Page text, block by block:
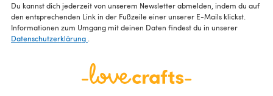
Du kannst dich jederzeit von unserem Newsletter abmelden, indem du auf
den entsprechenden Link in der Fußzeile einer unserer E-Mails klickst.
Informationen zum Umgang mit deinen Daten findest du in unserer
Datenschutzerklärung